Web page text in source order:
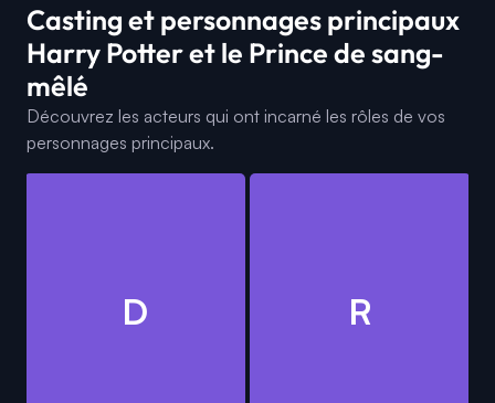
Casting et personnages principaux
Harry Potter et le Prince de sang-
mêlé
Découvrez les acteurs qui ont incarné les rôles de vos
personnages principaux.
D R